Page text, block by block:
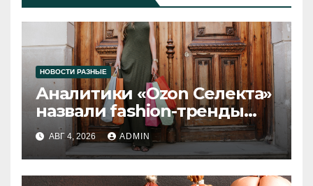
НОВОСТИ РАЗНЫЕ
Аналитики «Ozon Селекта»
назвали fashion-тренды
2026 года
АВГ 4, 2026 ADMIN